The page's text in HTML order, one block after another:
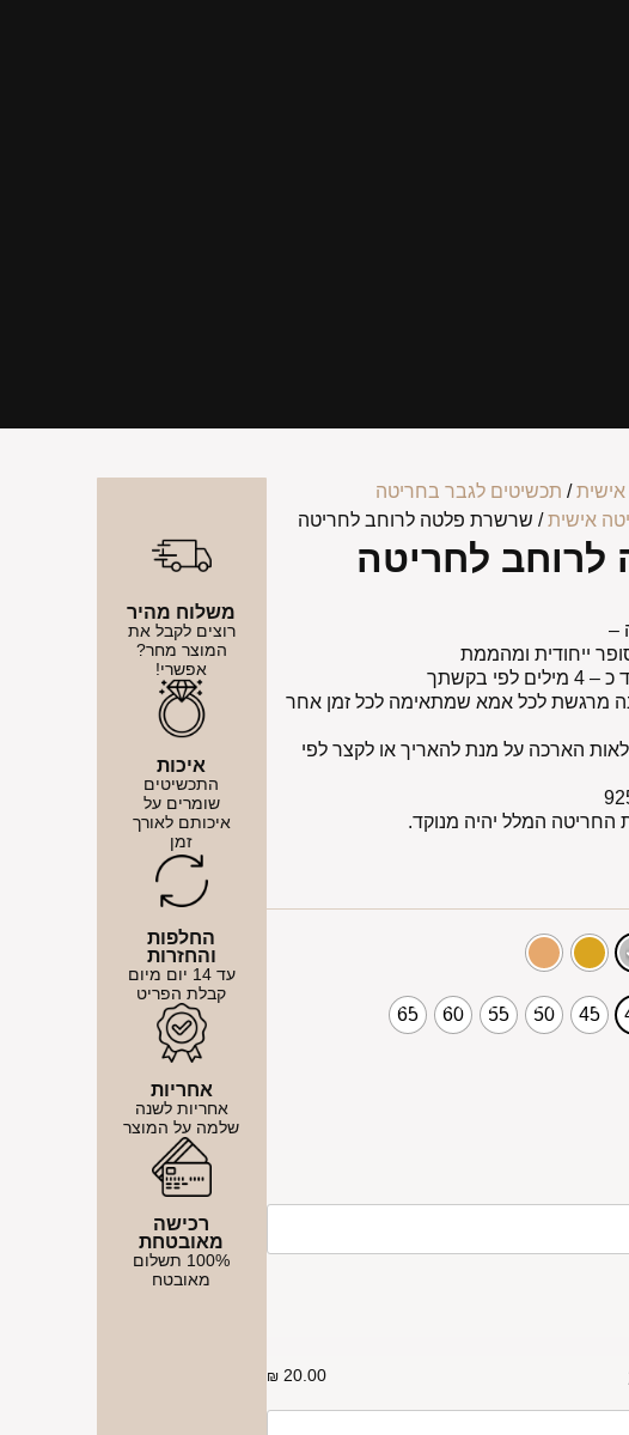
/ תכשיטים לגבר בחריטה
אישית/ שרשרת פלטה לרוחב לחריטה
לחריטה
–
ייחודית ומהממת
בקשתך
מרגשת לכל אמא שמתאימה לכל זמן אחר
עם 5 ס"מ לולאות הארכה על מנת להאריך או לקצר לפי
המלל יהיה מנוקד.
45
50
55
60
65
20.00
₪
משלוח מהיר
רוצים לקבל את
המוצר מחר?
אפשרי!
איכות
התכשיטים
שומרים על
איכותם לאורך
זמן
החלפות
והחזרות
עד 14 יום מיום
קבלת הפריט
אחריות
אחריות לשנה
שלמה על המוצר
רכישה
מאובטחת
100% תשלום
מאובטח